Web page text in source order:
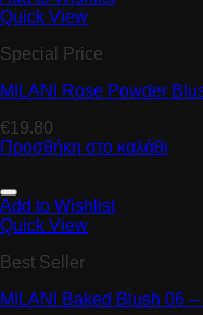
Quick View
Special Price
MILANI Rose Powder
€19.80
Προσθήκη στο καλάθι
Add to Wishlist
Quick View
Best Seller
MILANI Baked Blush 06